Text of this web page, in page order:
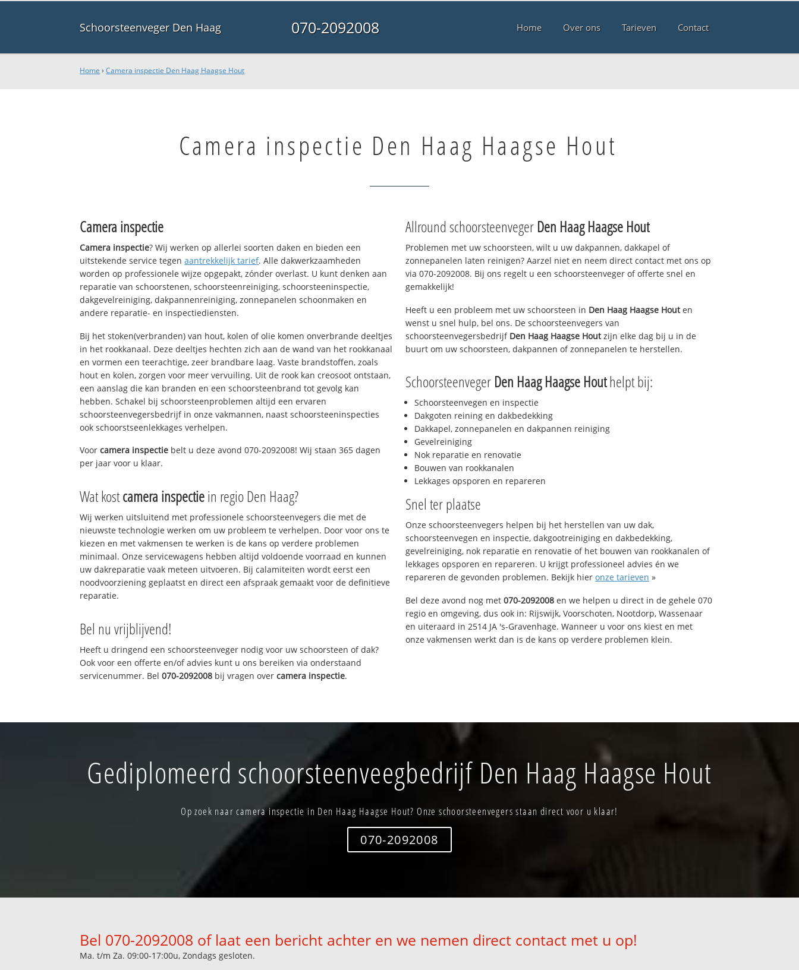
Schoorsteenveger Den Haag 070-2092008 Home Over ons Tarieven Contact
Home ›Camera inspectie Den Haag Haagse Hout
Camera inspectie Den Haag Haagse Hout
Camera inspectie
Camera inspectie? Wij werken op allerlei soorten daken en bieden een
uitstekende service tegenaantrekkelijk tarief. Alle dakwerkzaamheden
worden op professionele wijze opgepakt, zónder overlast. U kunt denken aan
reparatie van schoorstenen, schoorsteenreiniging, schoorsteeninspectie,
dakgevelreiniging, dakpannenreiniging, zonnepanelen schoonmaken en
andere reparatie- en inspectiediensten.
Bij het stoken(verbranden) van hout, kolen of olie komen onverbrande deeltjes
in het rookkanaal. Deze deeltjes hechten zich aan de wand van het rookkanaal
en vormen een teerachtige, zeer brandbare laag. Vaste brandstoffen, zoals
hout en kolen, zorgen voor meer vervuiling. Uit de rook kan creosoot ontstaan,
een aanslag die kan branden en een schoorsteenbrand tot gevolg kan
hebben. Schakel bij schoorsteenproblemen altijd een ervaren
schoorsteenvegersbedrijf in onze vakmannen, naast schoorsteeninspecties
ook schoorstseenlekkages verhelpen.
Voorcamera inspectie belt u deze avond 070-2092008! Wij staan 365 dagen
per jaar voor u klaar.
Wat kostcamera inspectiein regio Den Haag?
Wij werken uitsluitend met professionele schoorsteenvegers die met de
nieuwste technologie werken om uw probleem te verhelpen. Door voor ons te
kiezen en met vakmensen te werken is de kans op verdere problemen
minimaal. Onze servicewagens hebben altijd voldoende voorraad en kunnen
uw dakreparatie vaak meteen uitvoeren. Bij calamiteiten wordt eerst een
noodvoorziening geplaatst en direct een afspraak gemaakt voor de definitieve
reparatie.
Bel nu vrijblijvend!
Heeft u dringend een schoorsteenveger nodig voor uw schoorsteen of dak?
Ook voor een offerte en/of advies kunt u ons bereiken via onderstaand
servicenummer. Bel070-2092008 bij vragen overcamera inspectie.
Allround schoorsteenveger Den Haag Haagse Hout
Problemen met uw schoorsteen, wilt u uw dakpannen, dakkapel of
zonnepanelen laten reinigen? Aarzel niet en neem direct contact met ons op
via 070-2092008. Bij ons regelt u een schoorsteenveger of offerte snel en
gemakkelijk!
Heeft u een probleem met uw schoorsteen in Den Haag Haagse Houten
wenst u snel hulp, bel ons. De schoorsteenvegers van
schoorsteenvegersbedrijf Den Haag Haagse Houtzijn elke dag bij u in de
buurt om uw schoorsteen, dakpannen of zonnepanelen te herstellen.
Schoorsteenveger Den Haag Haagse Houthelpt bij:
Schoorsteenvegen en inspectie
Dakgoten reining en dakbedekking
Dakkapel, zonnepanelen en dakpannen reiniging
Gevelreiniging
Nok reparatie en renovatie
Bouwen van rookkanalen
Lekkages opsporen en repareren
Snel ter plaatse
Onze schoorsteenvegers helpen bij het herstellen van uw dak,
schoorsteenvegen en inspectie, dakgootreiniging en dakbedekking,
gevelreiniging, nok reparatie en renovatie of het bouwen van rookkanalen of
lekkages opsporen en repareren. U krijgt professioneel advies én we
repareren de gevonden problemen. Bekijk hier onze tarieven »
Bel deze avond nog met 070-2092008 en we helpen u direct in de gehele 070
regio en omgeving, dus ook in: Rijswijk, Voorschoten, Nootdorp, Wassenaar
en uiteraard in 2514 JA 's-Gravenhage. Wanneer u voor ons kiest en met
onze vakmensen werkt dan is de kans op verdere problemen klein.
Gediplomeerd schoorsteenveegbedrijf Den Haag Haagse Hout
Op zoek naar camera inspectie in Den Haag Haagse Hout? Onze schoorsteenvegers staan direct voor u klaar!
070-2092008
Bel 070-2092008 of laat een bericht achter en we nemen direct contact met u op!
Ma. t/m Za. 09:00-17:00u, Zondags gesloten.